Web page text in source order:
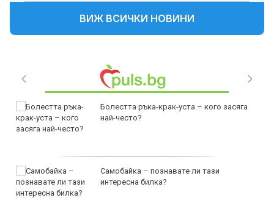
ВИЖ ВСИЧКИ НОВИНИ
Болестта ръка-крак-уста – кого засяга
най-често?
Самобайка – познавате ли тази
интересна билка?